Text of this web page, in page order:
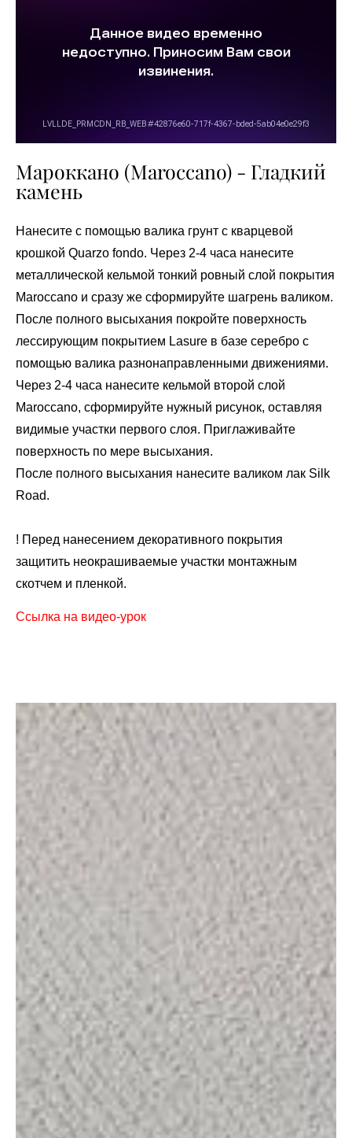
Мароккано (Maroccano) - Гладкий
камень
Нанесите с помощью валика грунт с кварцевой
крошкой Quarzo fondo. Через 2-4 часа нанесите
металлической кельмой тонкий ровный слой покрытия
Maroccano и сразу же сформируйте шагрень валиком.
После полного высыхания покройте поверхность
лессирующим покрытием Lasure в базе серебро с
помощью валика разнонаправленными движениями.
Через 2-4 часа нанесите кельмой второй слой
Maroccano, сформируйте нужный рисунок, оставляя
видимые участки первого слоя. Приглаживайте
поверхность по мере высыхания.
После полного высыхания нанесите валиком лак Silk
Road.
! Перед нанесением декоративного покрытия
защитить неокрашиваемые участки монтажным
скотчем и пленкой.
Ссылка на видео-урок